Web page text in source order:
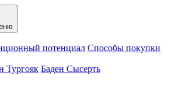
потенциал Способы покупки
Тургояк Баден Сысерть